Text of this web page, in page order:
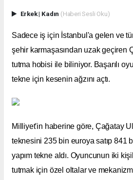
Erkek| Kadın (Haberi Sesli Oku)
Sadece iş için İstanbul'a gelen ve
şehir karmaşasından uzak geçiren
tutma hobisi ile biliniyor. Başarılı
tekne için kesenin ağzını açtı.
Milliyet'in haberine göre, Çağatay
teknesini 235 bin euroya satıp 841
yapım tekne aldı. Oyuncunun iki
tutmak için özel oltalar ve